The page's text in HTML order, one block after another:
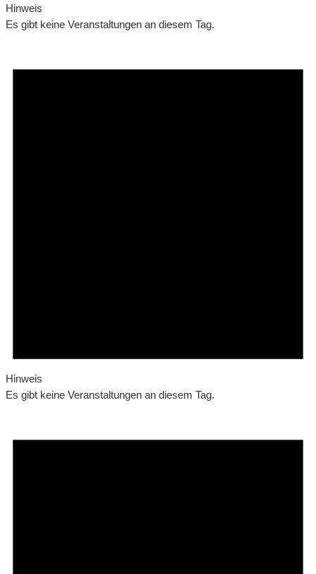
Hinweis
Es gibt keine Veranstaltungen an diesem Tag.
Hinweis
Es gibt keine Veranstaltungen an diesem Tag.